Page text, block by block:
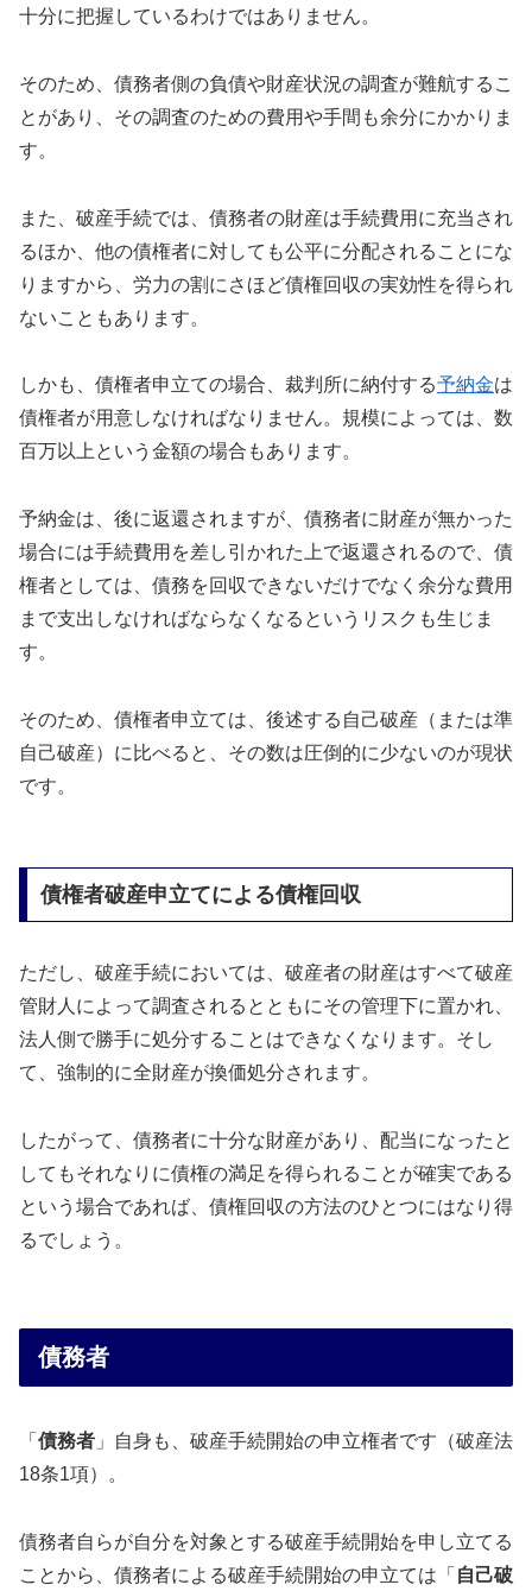
十分に把握しているわけではありません。
そのため、債務者側の負債や財産状況の調査が難航するこ
とがあり、その調査のための費用や手間も余分にかかりま
す。
また、破産手続では、債務者の財産は手続費用に充当され
るほか、他の債権者に対しても公平に分配されることにな
りますから、労力の割にさほど債権回収の実効性を得られ
ないこともあります。
しかも、債権者申立ての場合、裁判所に納付する予納金は
債権者が用意しなければなりません。規模によっては、数
百万以上という金額の場合もあります。
予納金は、後に返還されますが、債務者に財産が無かった
場合には手続費用を差し引かれた上で返還されるので、債
権者としては、債務を回収できないだけでなく余分な費用
まで支出しなければならなくなるというリスクも生じま
す。
そのため、債権者申立ては、後述する自己破産（または準
自己破産）に比べると、その数は圧倒的に少ないのが現状
です。
債権者破産申立てによる債権回収
ただし、破産手続においては、破産者の財産はすべて破産
管財人によって調査されるとともにその管理下に置かれ、
法人側で勝手に処分することはできなくなります。そし
て、強制的に全財産が換価処分されます。
したがって、債務者に十分な財産があり、配当になったと
してもそれなりに債権の満足を得られることが確実である
という場合であれば、債権回収の方法のひとつにはなり得
るでしょう。
債務者
「 債務者 」自身も、破産手続開始の申立権者です（破産法
18条1項）。
債務者自らが自分を対象とする破産手続開始を申し立てる
ことから、債務者による破産手続開始の申立ては「 自己破